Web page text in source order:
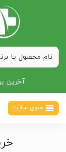
آخرین
منوی سایت